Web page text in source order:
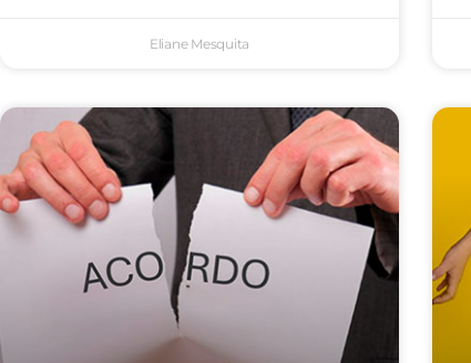
Eliane Mesquita